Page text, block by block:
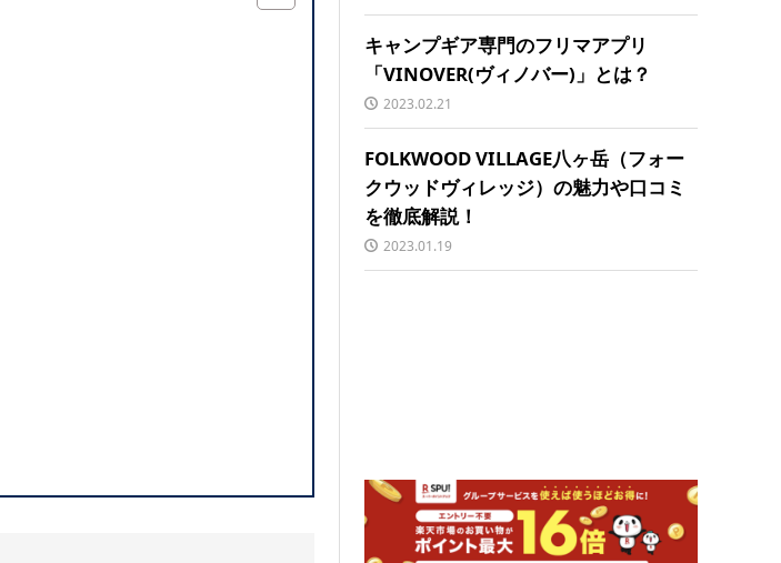
キャンプギア専門のフリマアプリ
「VINOVER(ヴィノバー)」とは？
2023.02.21
FOLKWOOD VILLAGE八ヶ岳（フォー
クウッドヴィレッジ）の魅力や口コミ
を徹底解説！
2023.01.19